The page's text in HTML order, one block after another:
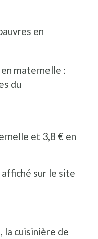
en
maternelle :
du
et 3,8 € en
dans une nouvelle
sur le site
la cuisinière de